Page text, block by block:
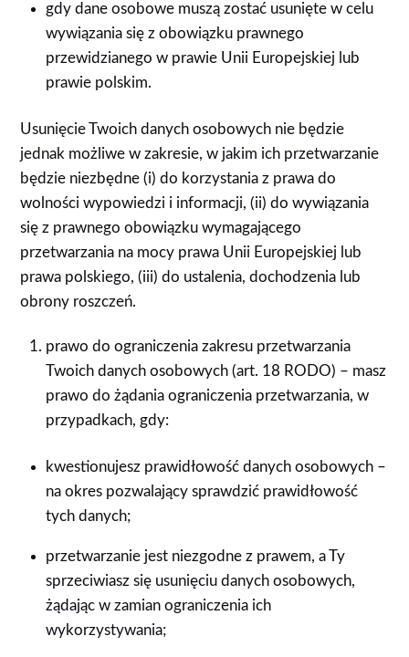
gdy dane osobowe muszą zostać usunięte w celu
wywiązania się z obowiązku prawnego
przewidzianego w prawie Unii Europejskiej lub
prawie polskim.
Usunięcie Twoich danych osobowych nie będzie
jednak możliwe w zakresie, w jakim ich przetwarzanie
będzie niezbędne (i) do korzystania z prawa do
wolności wypowiedzi i informacji, (ii) do wywiązania
się z prawnego obowiązku wymagającego
przetwarzania na mocy prawa Unii Europejskiej lub
prawa polskiego, (iii) do ustalenia, dochodzenia lub
obrony roszczeń.
prawo do ograniczenia zakresu przetwarzania
Twoich danych osobowych (art. 18 RODO) – masz
prawo do żądania ograniczenia przetwarzania, w
przypadkach, gdy:
kwestionujesz prawidłowość danych osobowych –
na okres pozwalający sprawdzić prawidłowość
tych danych;
przetwarzanie jest niezgodne z prawem, a Ty
sprzeciwiasz się usunięciu danych osobowych,
żądając w zamian ograniczenia ich
wykorzystywania;